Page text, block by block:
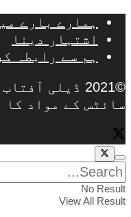
ہمارے بارے
اشتہار دینا
ہم سے رابطہ
©2021 ڈیلی
سائٹس کے مواد کا
No Result
View All Result